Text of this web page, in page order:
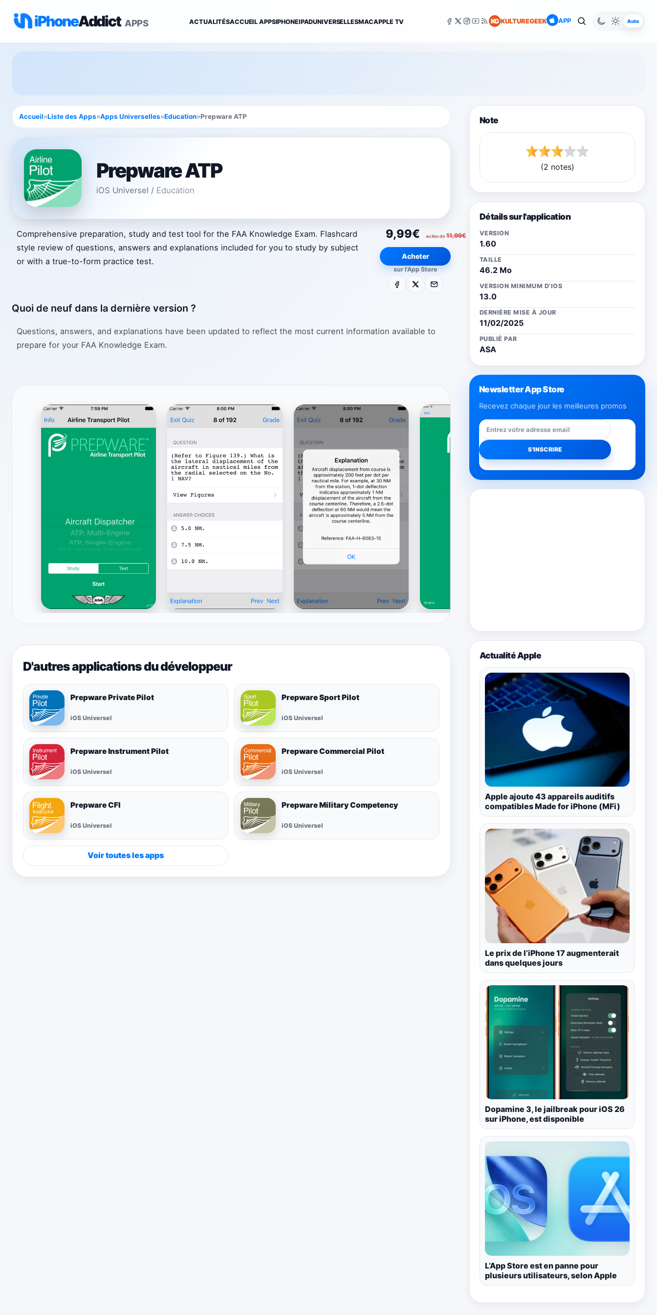
iPhoneAddict APPS ACTUALITÉSACCUEIL APPSIPHONEIPADUNIVERSELLESMACAPPLE TV KG KULTUREGEEK APP Auto
Accueil»Liste des Apps»Apps Universelles»Education»Prepware ATP
Prepware ATP
iOS Universel / Education
9,99€ au lieu de 11,99€
Acheter
sur l'App Store
Facebook E-mail
Comprehensive preparation, study and test tool for the FAA Knowledge Exam. Flashcard
style review of questions, answers and explanations included for you to study by subject
or with a true-to-form practice test.
Quoi de neuf dans la dernière version ?
Questions, answers, and explanations have been updated to reflect the most current information available to
prepare for your FAA Knowledge Exam.
D'autres applications du développeur
Prepware Private Pilot
iOS Universel
Prepware Sport Pilot
iOS Universel
Prepware Instrument Pilot
iOS Universel
Prepware Commercial Pilot
iOS Universel
Prepware CFI
iOS Universel
Prepware Military Competency
iOS Universel
Voir toutes les apps
Note
(2 notes)
Détails sur l'application
VERSION
1.60
TAILLE
46.2 Mo
VERSION MINIMUM D'IOS
13.0
DERNIÈRE MISE À JOUR
11/02/2025
PUBLIÉ PAR
ASA
Newsletter App Store
Recevez chaque jour les meilleures promos
Actualité Apple
Apple ajoute 43 appareils auditifs
compatibles Made for iPhone (MFi)
Le prix de l’iPhone 17 augmenterait
dans quelques jours
Dopamine 3, le jailbreak pour iOS 26
sur iPhone, est disponible
L’App Store est en panne pour
plusieurs utilisateurs, selon Apple